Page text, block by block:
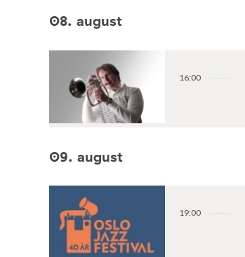
08. august
16:00
09. august
19:00